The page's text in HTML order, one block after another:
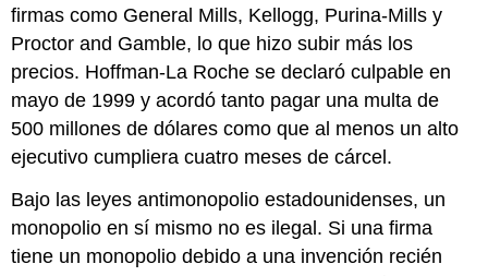
firmas como General Mills, Kellogg, Purina-Mills y
Proctor and Gamble, lo que hizo subir más los
precios. Hoffman-La Roche se declaró culpable en
mayo de 1999 y acordó tanto pagar una multa de
500 millones de dólares como que al menos un alto
ejecutivo cumpliera cuatro meses de cárcel.
Bajo las leyes antimonopolio estadounidenses, un
monopolio en sí mismo no es ilegal. Si una firma
tiene un monopolio debido a una invención recién